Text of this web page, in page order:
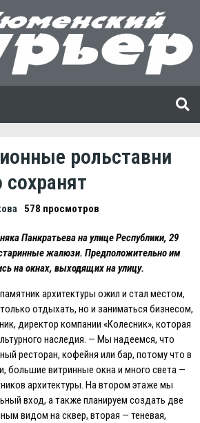
рольставни
578 просмотров
Панкратьева на улице Республики, 29
жалюзи. Предположительно им
на окнах, выходящих на улицу.
архитектуры ожил и стал местом,
отдыхать, но и заниматься бизнесом,
директор компании «Колесник», которая
наследия. — Мы надеемся, что
ресторан, кофейня или бар, потому что в
большие витринные окна и много света —
архитектуры. На втором этаже мы
вход, а также планируем создать две
видом на сквер, вторая — теневая,